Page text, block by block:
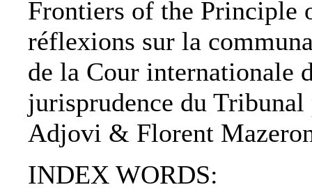
Frontiers of the Principle
réflexions sur la
de la Cour internationale
jurisprudence du
Adjovi & Florent
INDEX WORDS: